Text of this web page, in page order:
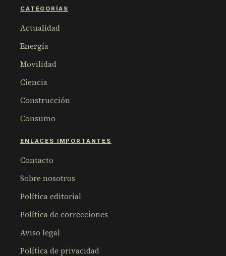
CATEGORÍAS
Actualidad
Energía
Movilidad
Ciencia
Construcción
Consumo
ENLACES IMPORTANTES
Contacto
Sobre nosotros
Política editorial
Política de correcciones
Aviso legal
Política de privacidad